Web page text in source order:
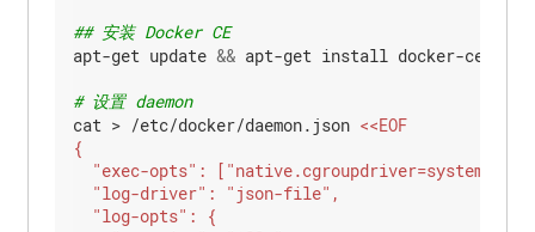
## 安装 Docker CE
apt-get update && apt-get install docker-ce
# 设置 daemon
cat > /etc/docker/daemon.json
<<EOF